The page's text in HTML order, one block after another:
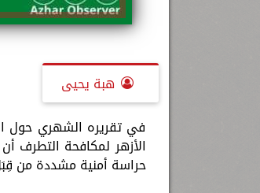
هبة يحيى
في تقريره الشهري حول
حراسة أمنية مشددة من